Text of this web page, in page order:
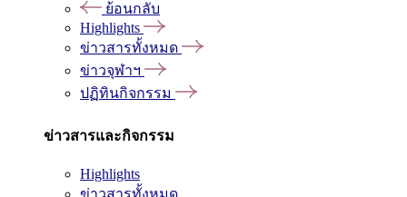
ย้อนกลับ
Highlights
ข่าวสารทั้งหมด
ข่าวจุฬาฯ
ปฏิทินกิจกรรม
ข่าวสารและกิจกรรม
Highlights
ข่าวสารทั้งหมด